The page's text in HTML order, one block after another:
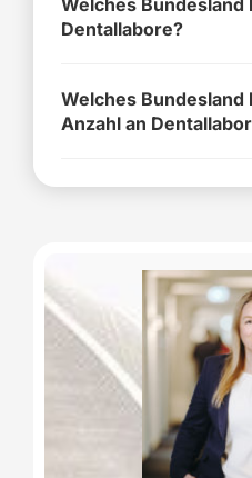
Welches Bundesland
Dentallabore?
Welches Bundesland
Anzahl an